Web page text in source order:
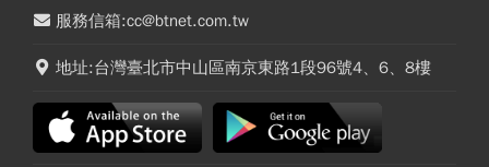
服務信箱:cc@btnet.com.tw
地址:台灣臺北市中山區南京東路1段96號4、6、8樓